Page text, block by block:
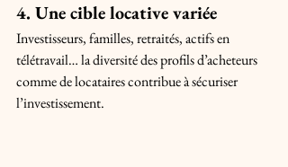
4. Une cible locative variée
Investisseurs, familles, retraités, actifs en
télétravail… la diversité des profils d’acheteurs
comme de locataires contribue à sécuriser
l’investissement.